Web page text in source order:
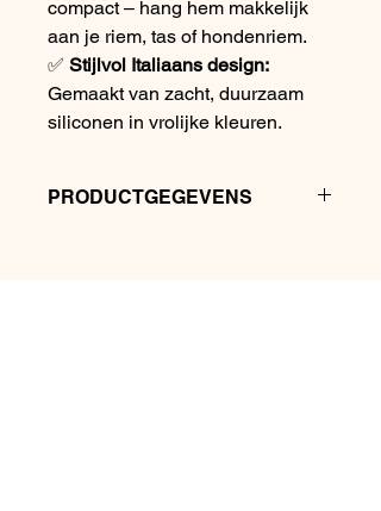
compact – hang hem makkelijk
aan je riem, tas of hondenriem.
✅ Stijlvol Italiaans design:
Gemaakt van zacht, duurzaam
siliconen in vrolijke kleuren.
PRODUCTGEGEVENS